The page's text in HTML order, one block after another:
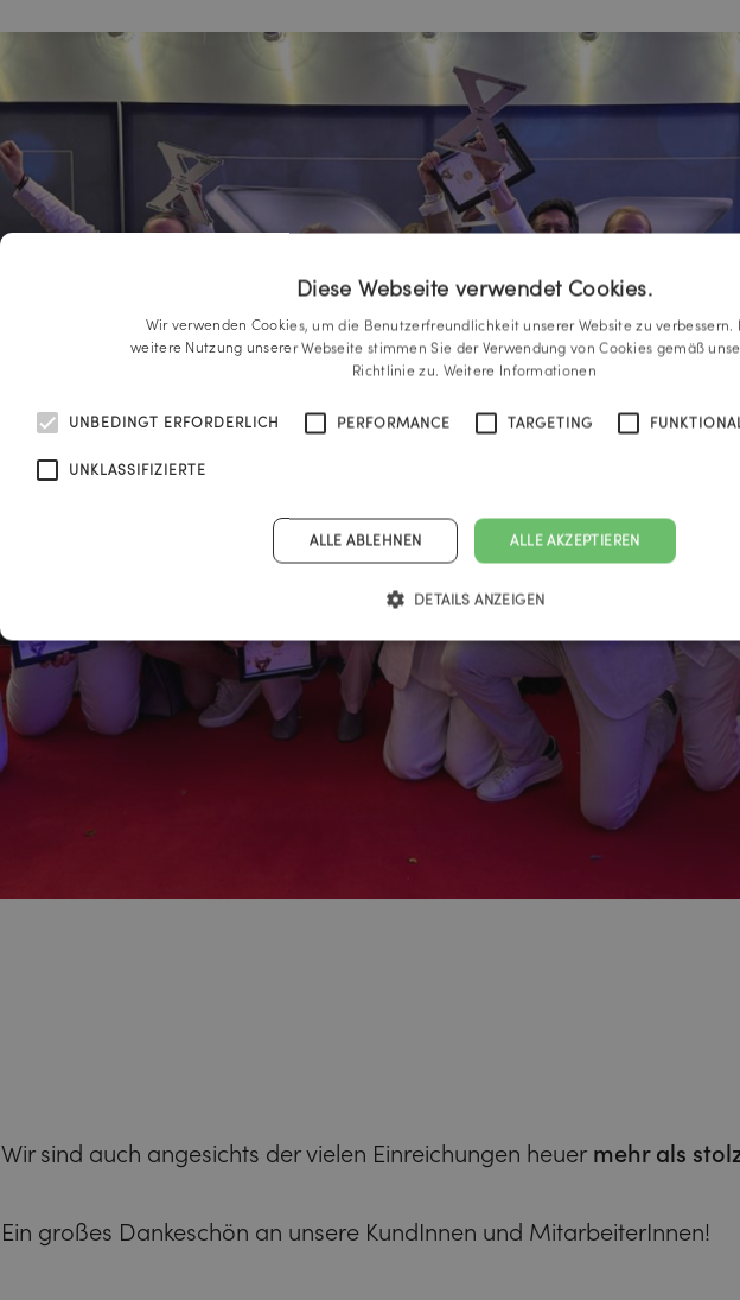
Wir sind auch angesichts der vielen Einreichungen heuer mehr als
Ein großes Dankeschön an unsere KundInnen und MitarbeiterInnen!
Diese Webseite verwendet Cookies.
Wir verwenden Cookies, um die Benutzerfreundlichkeit unserer Website zu verbessern.
weitere Nutzung unserer Webseite stimmen Sie der Verwendung von Cookies gemäß
Richtlinie zu. Weitere Informationen
UNBEDINGT ERFORDERLICH PERFORMANCE TARGETING
UNKLASSIFIZIERTE
ALLE AKZEPTIEREN
ALLE ABLEHNEN
DETAILS ANZEIGEN